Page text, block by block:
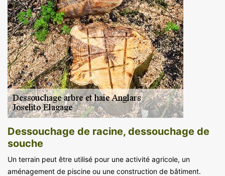
Dessouchage de racine, dessouchage de
souche
Un terrain peut être utilisé pour une activité agricole, un
aménagement de piscine ou une construction de bâtiment.